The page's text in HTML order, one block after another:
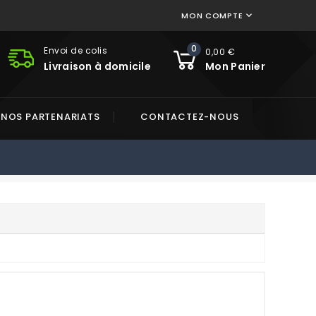
MON COMPTE 
0 0,00 €
Mon Panier
Envoi de colis
Livraison à domicile
NOS PARTENARIATS CONTACTEZ-NOUS